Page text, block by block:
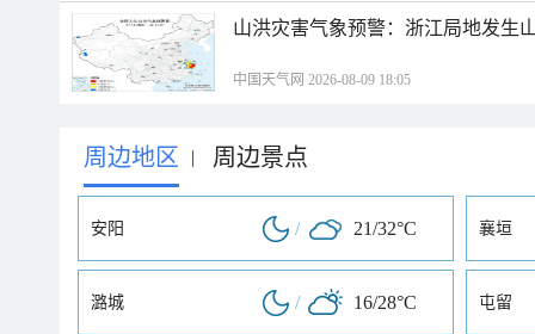
山洪灾害气象预警：浙江局地发生
中国天气网 2026-08-09 18:05
周边地区 | 周边景点
安阳 / 21/32°C 襄垣
潞城 / 16/28°C 屯留